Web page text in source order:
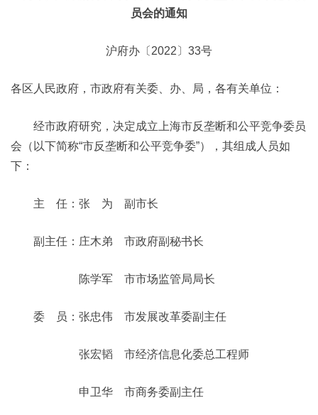
员会的通知
沪府办〔2022〕33号
各区人民政府，市政府有关委、办、局，各有关单位：
经市政府研究，决定成立上海市反垄断和公平竞争委员
会（以下简称“市反垄断和公平竞争委”），其组成人员如
下：
主 任：张 为 副市长
副主任：庄木弟 市政府副秘书长
陈学军 市市场监管局局长
委 员：张忠伟 市发展改革委副主任
张宏韬 市经济信息化委总工程师
申卫华 市商务委副主任